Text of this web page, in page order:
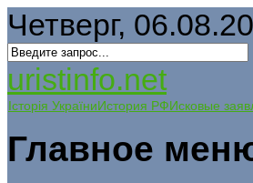
Четверг,
uristinfo.net
Історія УкраїниИстория РФИсковые
Главное